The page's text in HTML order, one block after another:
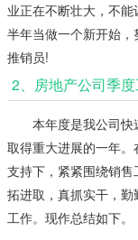
业正在不断壮大，不
半年当做一个新开始
推销员!
2、房地产公司季
本年度是我公司快
取得重大进展的一年
支持下，紧紧围绕销
拓进取，真抓实干，
工作。现作总结如下。